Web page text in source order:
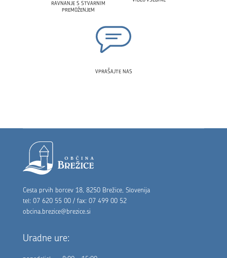
RAVNANJE S STVARNIM
PREMOŽENJEM
VPRAŠAJTE NAS
Noga strani
Cesta prvih borcev 18, 8250 Brežice, Slovenija
tel: 07 620 55 00 / fax: 07 499 00 52
obcina.brezice@brezice.si
Uradne ure: